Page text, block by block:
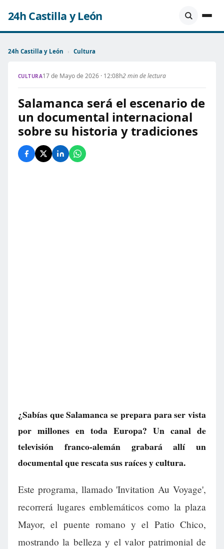
24h Castilla y León
24h Castilla y León › Cultura
CULTURA17 de Mayo de 2026 · 12:08h2 min de lectura
Salamanca será el escenario de
un documental internacional
sobre su historia y tradiciones
¿Sabías que Salamanca se prepara para ser vista
por millones en toda Europa? Un canal de
televisión franco-alemán grabará allí un
documental que rescata sus raíces y cultura.
Este programa, llamado 'Invitation Au Voyage',
recorrerá lugares emblemáticos como la plaza
Mayor, el puente romano y el Patio Chico,
mostrando la belleza y el valor patrimonial de